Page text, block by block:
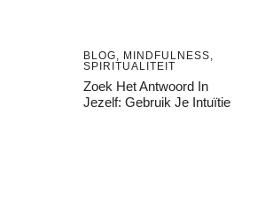
BLOG MINDFULNESS
SPIRITUALITEIT
Zoek Het Antwoord In
Jezelf: Gebruik Je Intuïtie